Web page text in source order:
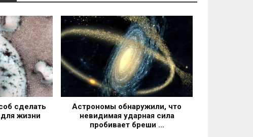
сделать
жизни
Астрономы обнаружили, что
невидимая ударная сила
пробивает бреши ...